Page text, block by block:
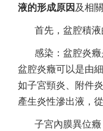
液的形成原因及相
首先，盆腔積液
感染：盆腔炎癥
盆腔炎癥可以是由
如子宮頸炎、附件
產生炎性滲出液，
子宮內膜異位